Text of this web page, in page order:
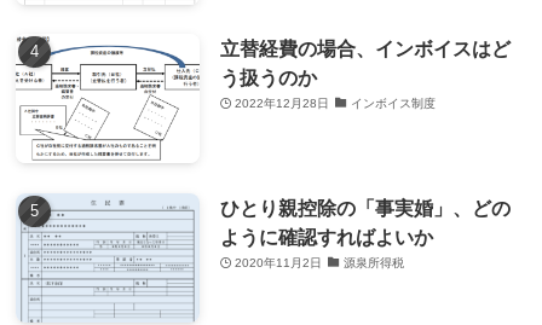
立替経費の場合、インボイスはど
う扱うのか
2022年12月28日 インボイス制度
ひとり親控除の「事実婚」、どの
ように確認すればよいか
2020年11月2日 源泉所得税